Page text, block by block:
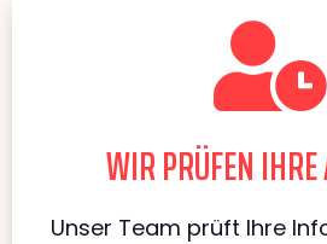
WIR PRÜFEN
Unser Team prüft Ihre